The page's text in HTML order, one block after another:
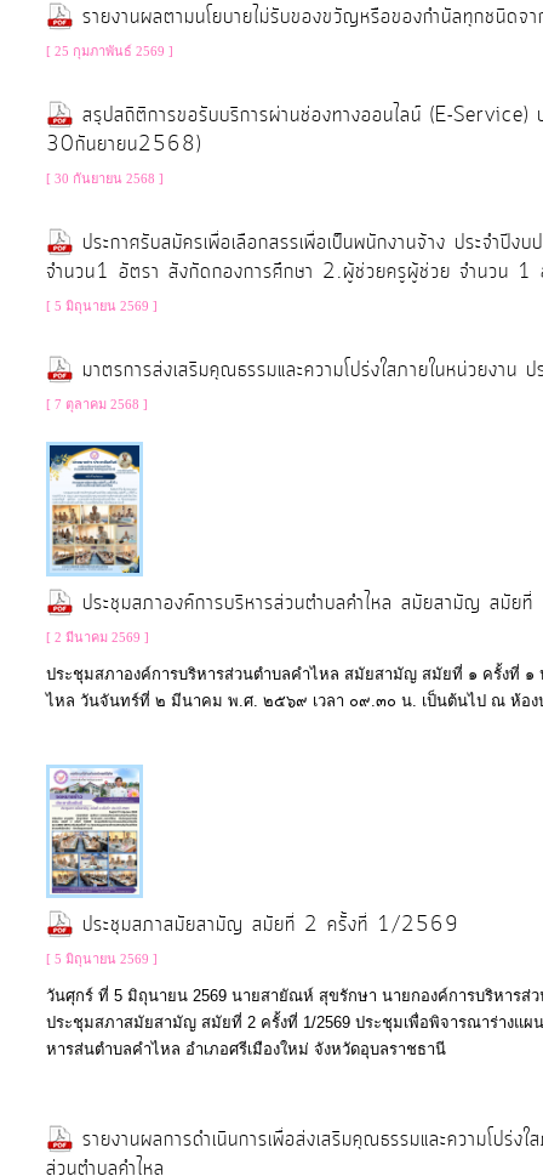
แผนการ
ใช้
งบ
ประมาณ
ประจำ
ปี
การ
และ
พัฒนา
ทรัพยากร
บุคคล
การ
จัด
ซื้อ
จัด
จ้าง
การ
เงิน
การ
คลัง
แผนการ
ป้องกัน
การ
ทุจริต
การ
ดำเนิน
รายงานผลตามนโยบายไม่รับของขวัญหรือของกำนัลทุกช
[ 25 กุมภาพันธ์ 2569 ]
สรุปสถิติการขอรับบริการผ่านช่องทางออนไลน์ (E-
30กันยายน2568)
[ 30 กันยายน 2568 ]
ประกาศรับสมัครเพื่อเลือกสรรเพื่อเป็นพนักงานจ้าง ประจ
จำนวน1 อัตรา สังกัดกองการศึกษา 2.ผู้ช่วยครูผู้ช่วย จำนวน 1
[ 5 มิถุนายน 2569 ]
มาตรการส่งเสริมคุณธรรมและความโปร่งใสภายในหน่วยงา
[ 7 ตุลาคม 2568 ]
ประชุมสภาองค์การบริหารส่วนตำบลคำไหล สมัยสามัญ ส
[ 2 มีนาคม 2569 ]
ประชุมสภาองค์การบริหารส่วนตำบลคำไหล สมัยสามัญ สมัยที่ ๑ ครั้งที่
ไหล วันจันทร์ที่ ๒ มีนาคม พ.ศ. ๒๕๖๙ เวลา ๐๙.๓๐ น. เป็นต้นไป ณ ห้อง
ประชุมสภาสมัยสามัญ สมัยที่ 2 ครั้งที่ 1/2569
[ 5 มิถุนายน 2569 ]
วันศุกร์ ที่ 5 มิถุนายน 2569 นายสายัณห์ สุขรักษา นายกองค์การบริหาร
ประชุมสภาสมัยสามัญ สมัยที่ 2 ครั้งที่ 1/2569 ประชุมเพื่อพิจารณาร่างแ
หารส่นตำบลคำไหล อำเภอศรีเมืองใหม่ จังหวัดอุบลราชธานี
รายงานผลการดำเนินการเพื่อส่งเสริมคุณธรรมและความโป
ส่วนตำบลคำไหล